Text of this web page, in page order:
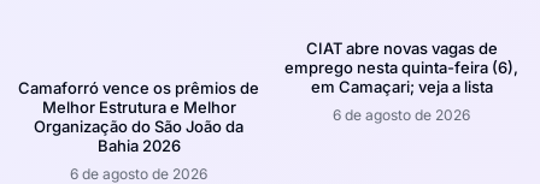
Camaforró vence os prêmios de
Melhor Estrutura e Melhor
Organização do São João da
Bahia 2026
6 de agosto de 2026
CIAT abre novas vagas de
emprego nesta quinta-feira (6),
em Camaçari; veja a lista
6 de agosto de 2026